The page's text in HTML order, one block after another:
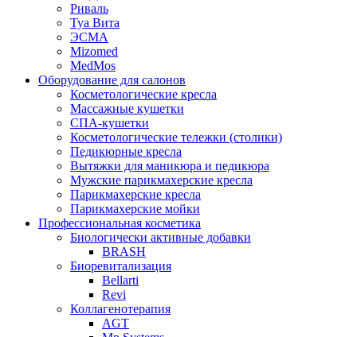
Риваль
Туа Вита
ЭСМА
Mizomed
MedMos
Оборудование для салонов
Косметологические кресла
Массажные кушетки
СПА-кушетки
Косметологические тележки (столики)
Педикюрные кресла
Вытяжки для маникюра и педикюра
Мужские парикмахерские кресла
Парикмахерские кресла
Парикмахерские мойки
Профессиональная косметика
Биологически активные добавки
BRASH
Биоревитализация
Bellarti
Revi
Коллагенотерапия
AGT